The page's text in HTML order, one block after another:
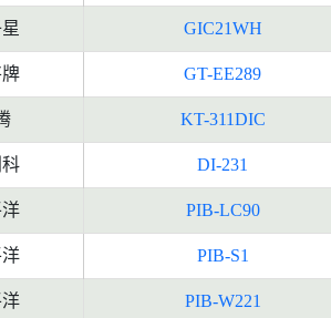
GIC21WH
GT-EE289
KT-311DIC
DI-231
PIB-LC90
PIB-S1
PIB-W221